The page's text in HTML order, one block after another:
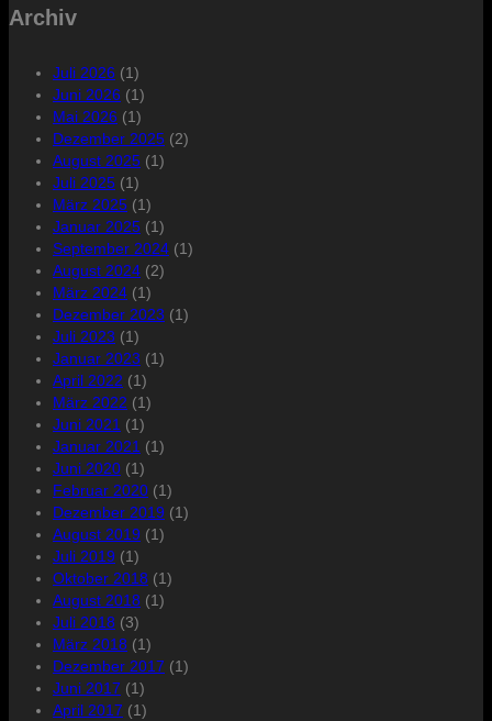
Archiv
Juli 2026 (1)
Juni 2026 (1)
Mai 2026 (1)
Dezember 2025 (2)
August 2025 (1)
Juli 2025 (1)
März 2025 (1)
Januar 2025 (1)
September 2024 (1)
August 2024 (2)
März 2024 (1)
Dezember 2023 (1)
Juli 2023 (1)
Januar 2023 (1)
April 2022 (1)
März 2022 (1)
Juni 2021 (1)
Januar 2021 (1)
Juni 2020 (1)
Februar 2020 (1)
Dezember 2019 (1)
August 2019 (1)
Juli 2019 (1)
Oktober 2018 (1)
August 2018 (1)
Juli 2018 (3)
März 2018 (1)
Dezember 2017 (1)
Juni 2017 (1)
April 2017 (1)